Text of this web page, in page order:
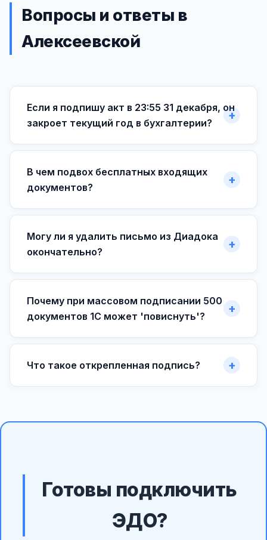
Вопросы и ответы в
Алексеевской
Если я подпишу акт в 23:55 31 декабря, он
закроет текущий год в бухгалтерии?
В чем подвох бесплатных входящих
документов?
Могу ли я удалить письмо из Диадока
окончательно?
Почему при массовом подписании 500
документов 1С может 'повиснуть'?
Что такое открепленная подпись?
Готовы подключить
ЭДО?